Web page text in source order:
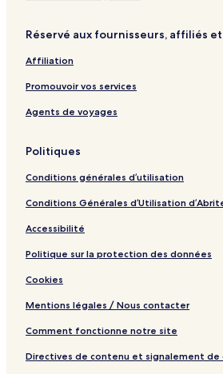
Réservé aux fournisseurs, affiliés
Affiliation
Promouvoir vos services
Agents de voyages
Politiques
Conditions générales d’utilisation
Conditions Générales d’Utilisation
Accessibilité
Politique sur la protection des données
Cookies
Mentions légales / Nous contacter
Comment fonctionne notre site
Directives de contenu et signalement de